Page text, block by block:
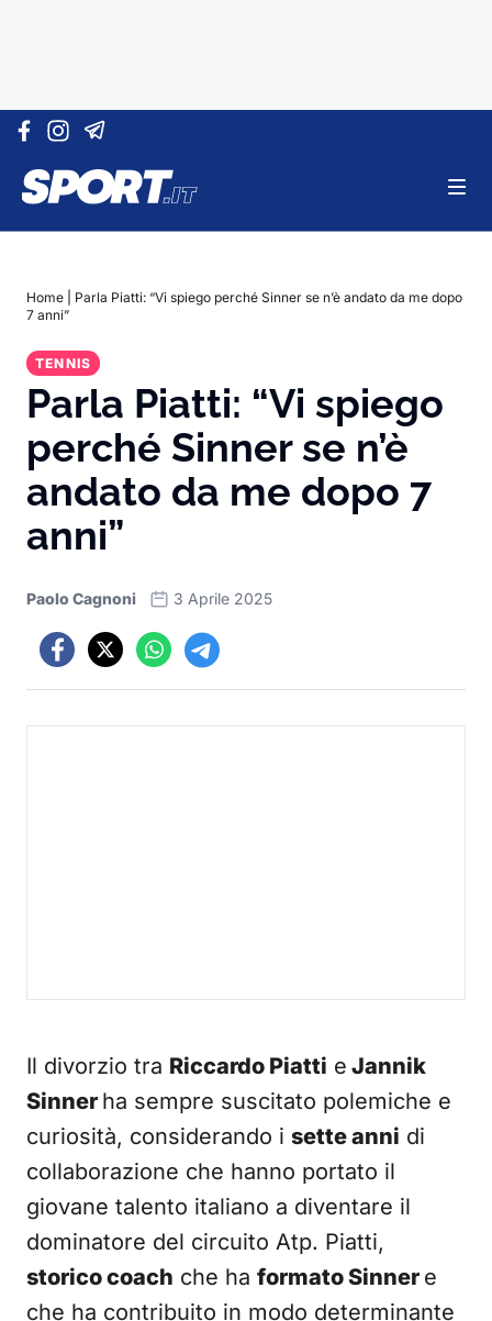
Vai al contenuto
Home
Parla Piatti: “Vi spiego perché Sinner se n’è andato da me dopo
7 anni”
TENNIS
Parla Piatti: “Vi spiego
perché Sinner se n’è
andato da me dopo 7
anni”
Paolo Cagnoni 3 Aprile 2025
Il divorzio tra Riccardo Piatti e Jannik
Sinner ha sempre suscitato polemiche e
curiosità, considerando i sette anni di
collaborazione che hanno portato il
giovane talento italiano a diventare il
dominatore del circuito Atp. Piatti,
storico coach che ha formato Sinner e
che ha contribuito in modo determinante